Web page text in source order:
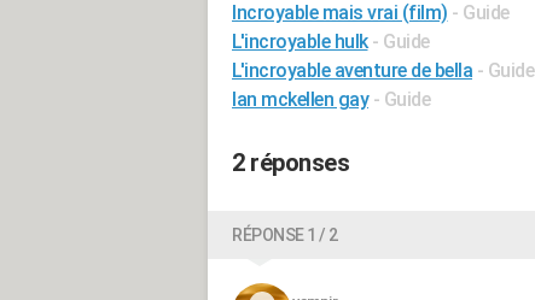
Incroyable mais vrai (film) - Guide
L'incroyable hulk - Guide
L'incroyable aventure de bella - Guide
Ian mckellen gay - Guide
2 réponses
RÉPONSE 1 / 2